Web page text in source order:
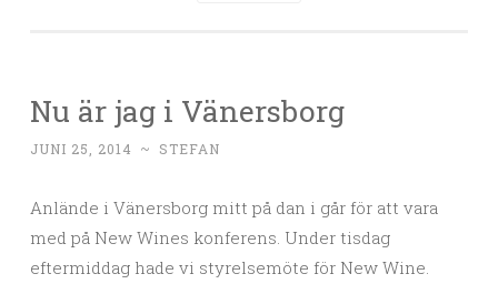
Nu är jag i Vänersborg
JUNI 25, 2014 ~ STEFAN
Anlände i Vänersborg mitt på dan i går för att vara
med på New Wines konferens. Under tisdag
eftermiddag hade vi styrelsemöte för New Wine.